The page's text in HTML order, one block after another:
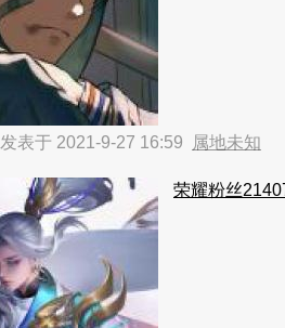
发表于 2021-9-27 16:59 属地未知
荣耀粉丝